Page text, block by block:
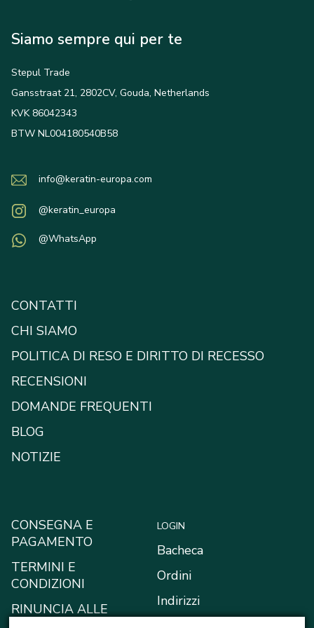
Siamo sempre qui per te
Stepul Trade
Gansstraat 21, 2802CV, Gouda, Netherlands
KVK 86042343
BTW NL004180540B58
info@keratin-europa.com
@keratin_europa
@WhatsApp
CONTATTI
CHI SIAMO
POLITICA DI RESO E DIRITTO DI RECESSO
RECENSIONI
DOMANDE FREQUENTI
BLOG
NOTIZIE
CONSEGNA E
PAGAMENTO
TERMINI E
CONDIZIONI
RINUNCIA ALLE
LOGIN
Bacheca
Ordini
Indirizzi